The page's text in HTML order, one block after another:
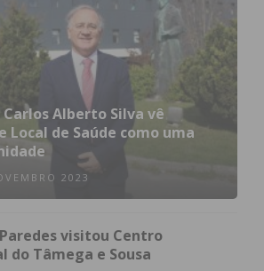
Carlos Alberto Silva vê
Local de Saúde como uma
2023
Paredes visitou Centro
do Tâmega e Sousa